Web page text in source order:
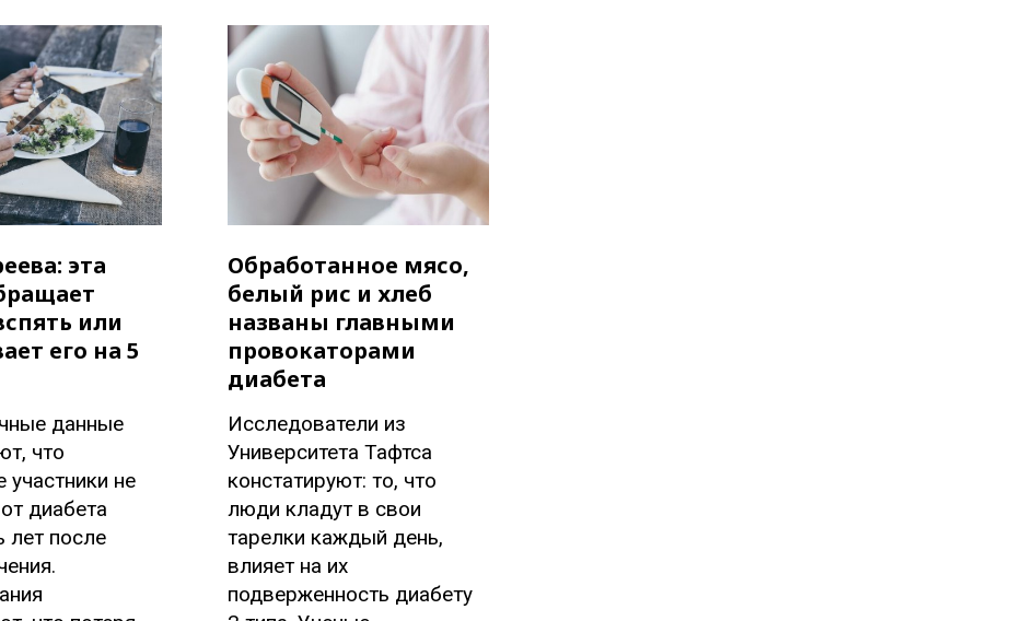
эта
или
его на 5
данные
что
участники не
диабета
лет после
Обработанное мясо,
белый рис и хлеб
названы главными
провокаторами
диабета
Исследователи из
Университета Тафтса
констатируют: то, что
люди кладут в свои
тарелки каждый день,
влияет на их
подверженность диабету